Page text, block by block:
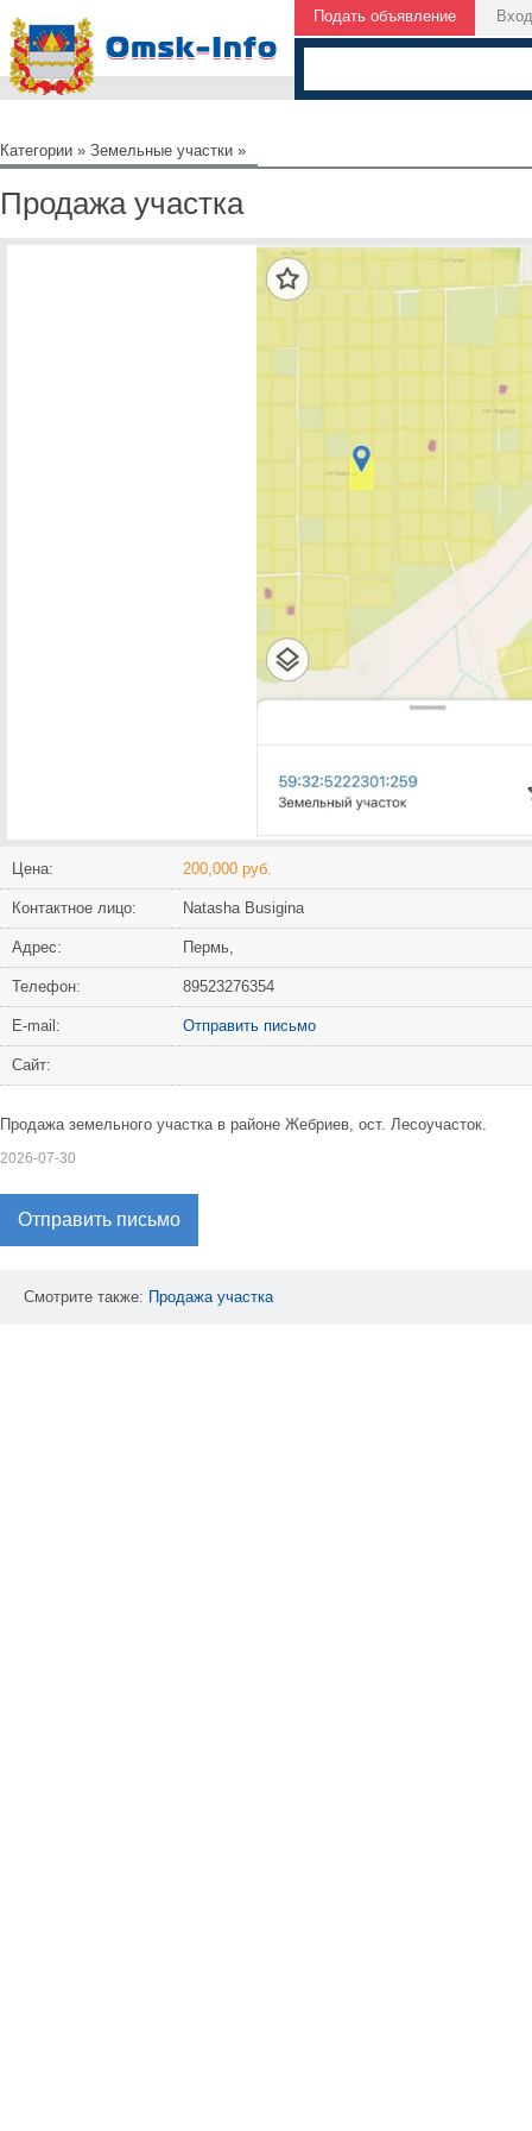
Подать объявление Вход
Категории » Земельные участки »
Продажа участка
Цена: 200,000 руб.
Контактное лицо: Natasha Busigina
Адрес: Пермь,
Телефон: 89523276354
Е-mail: Отправить письмо
Сайт:
Продажа земельного участка в районе Жебриев, ост. Лесоучасток.
2026-07-30
Отправить письмо
Смотрите также: Продажа участка